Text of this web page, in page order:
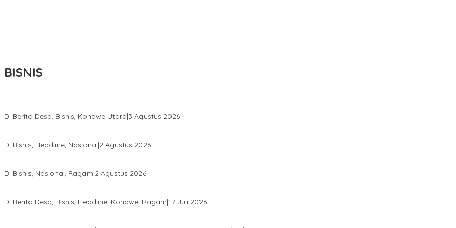
BISNIS
Di Berita Desa, Bisnis, Konawe Utara|3 Agustus 2026
Di Bisnis, Headline, Nasional|2 Agustus 2026
Di Bisnis, Nasional, Ragam|2 Agustus 2026
Di Berita Desa, Bisnis, Headline, Konawe, Ragam|17 Juli 2026